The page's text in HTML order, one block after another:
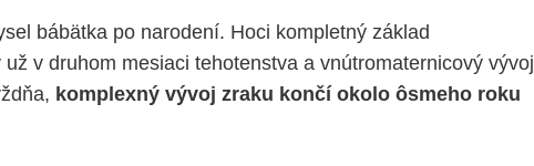
bábätka po narodení. Hoci kompletný základ
v druhom mesiaci tehotenstva a vnútromaternicový vývoj
komplexný vývoj zraku končí okolo ôsmeho roku